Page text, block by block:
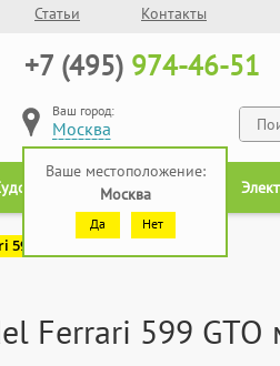
Статьи Контакты
+7 (495) 974-46-51
Ваш город:
Москва
Ваше местоположение:
Москва
Да Нет
Роботы
GTO масштаб 1:14
Ferrari 599 GTO